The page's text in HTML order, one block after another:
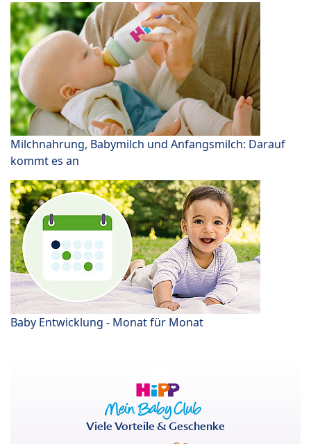
Milchnahrung, Babymilch und Anfangsmilch: Darauf
kommt es an
Baby Entwicklung - Monat für Monat
Viele Vorteile & Geschenke